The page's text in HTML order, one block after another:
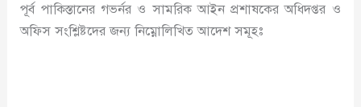
পূর্ব পাকিস্তানের গভর্নর ও সামরিক আইন প্রশাষকের অধিদপ্তর ও
অফিস সংশ্লিষ্টদের জন্য নিম্নোলিখিত আদেশ সমূহঃ